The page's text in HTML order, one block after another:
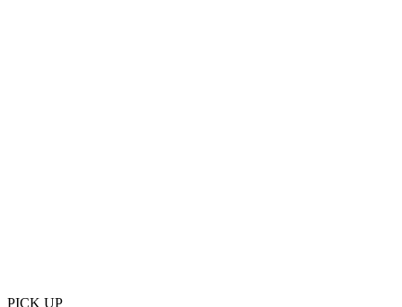
PICK UP